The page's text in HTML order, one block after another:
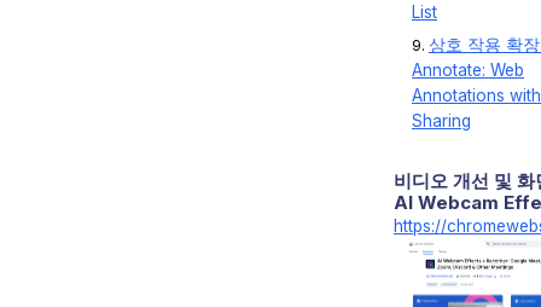
List
상호 작용 확
Annotate: Web
Annotations
Sharing
비디오 개선 및 화
AI Webcam
https://